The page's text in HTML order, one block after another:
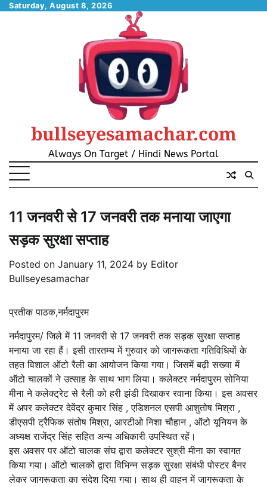
SkipSaturday, August 8, 2026
bullseyesamachar.com
Always On Target / Hindi News Portal
11 जनवरी से 17 जनवरी तक मनाया जाएगा
सड़क सुरक्षा सप्ताह
Posted on January 11, 2024 by Editor
Bullseyesamachar
प्रतीक पाठक,नर्मदापुरम
नर्मदापुरम/ जिले में 11 जनवरी से 17 जनवरी तक सड़क सुरक्षा सप्ताह
मनाया जा रहा हैं। इसी तारतम्य में गुरुवार को जागरूकता गतिविधियों के
तहत विशाल ऑटो रैली का आयोजन किया गया। जिसमें बढ़ी सख्या में
ऑटो चालकों ने उत्साह के साथ भाग लिया। कलेक्टर नर्मदापुरम सोनिया
मीना ने कलेक्ट्रेट से रैली को हरी झंडी दिखाकर रवाना किया। इस अवसर
में अपर कलेक्टर देवेंद्र कुमार सिंह , एडिशनल एसपी आशुतोष मिश्रा ,
डीएसपी ट्रैफिक संतोष मिश्रा, आरटीओ निशा चौहान , ऑटो यूनियन के
अध्यक्ष राजेंद्र सिंह सहित अन्य अधिकारी उपस्थित रहें।
इस अवसर पर ऑटो चालक संघ द्वारा कलेक्टर सुश्री मीना का स्वागत
किया गया। ऑटो चालकों द्वारा विभिन्न सड़क सुरक्षा संबंधी पोस्टर बैनर
लेकर जागरूकता का संदेश दिया गया। साथ ही वाहन में जागरूकता के